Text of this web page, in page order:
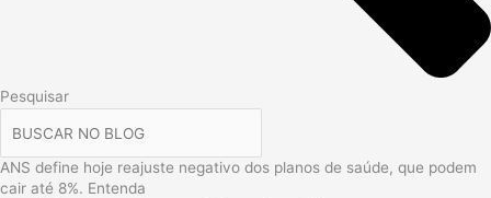
Pesquisar
ANS define hoje reajuste negativo dos planos de saúde, que podem
cair até 8%. Entenda